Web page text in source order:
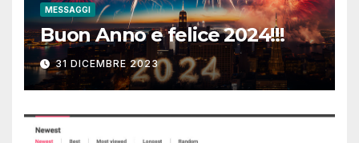
MESSAGGI
Buon Anno e felice 2024!!!
31 DICEMBRE 2023